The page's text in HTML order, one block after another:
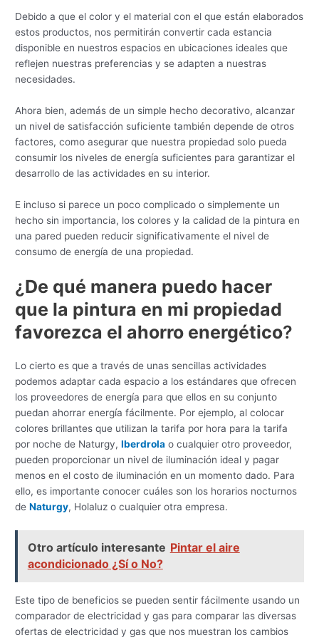
Debido a que el color y el material con el que están elaborados
estos productos, nos permitirán convertir cada estancia
disponible en nuestros espacios en ubicaciones ideales que
reflejen nuestras preferencias y se adapten a nuestras
necesidades.
Ahora bien, además de un simple hecho decorativo, alcanzar
un nivel de satisfacción suficiente también depende de otros
factores, como asegurar que nuestra propiedad solo pueda
consumir los niveles de energía suficientes para garantizar el
desarrollo de las actividades en su interior.
E incluso si parece un poco complicado o simplemente un
hecho sin importancia, los colores y la calidad de la pintura en
una pared pueden reducir significativamente el nivel de
consumo de energía de una propiedad.
¿De qué manera puedo hacer
que la pintura en mi propiedad
favorezca el ahorro energético?
Lo cierto es que a través de unas sencillas actividades
podemos adaptar cada espacio a los estándares que ofrecen
los proveedores de energía para que ellos en su conjunto
puedan ahorrar energía fácilmente. Por ejemplo, al colocar
colores brillantes que utilizan la tarifa por hora para la tarifa
por noche de Naturgy,Iberdrola o cualquier otro proveedor,
pueden proporcionar un nivel de iluminación ideal y pagar
menos en el costo de iluminación en un momento dado. Para
ello, es importante conocer cuáles son los horarios nocturnos
deNaturgy, Holaluz o cualquier otra empresa.
Otro artículo interesante Pintar el aire
acondicionado ¿Sí o No?
Este tipo de beneficios se pueden sentir fácilmente usando un
comparador de electricidad y gas para comparar las diversas
ofertas de electricidad y gas que nos muestran los cambios